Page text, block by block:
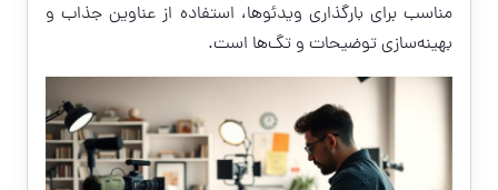
مناسب برای بارگذاری ویدئوها، استفاده از عناوین جذاب و
بهینه‌سازی توضیحات و تگ‌ها است.